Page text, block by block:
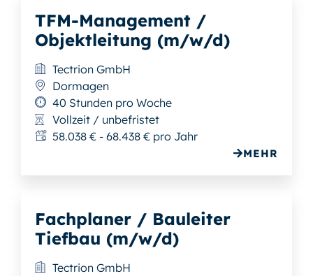
TFM-Management /
Objektleitung (m/w/d)
Tectrion GmbH
Dormagen
40 Stunden pro Woche
Vollzeit / unbefristet
58.038 € - 68.438 € pro Jahr
MEHR
Fachplaner / Bauleiter
Tiefbau (m/w/d)
Tectrion GmbH